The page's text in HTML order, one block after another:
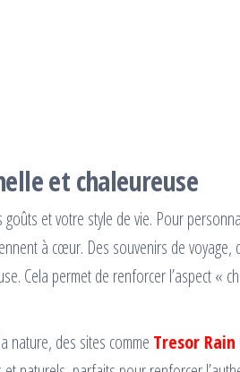
et chaleureuse
et votre style de vie. Pour
à cœur. Des souvenirs de
Cela permet de renforcer l’aspect «
nature, des sites comme Tresor